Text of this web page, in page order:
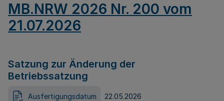
MB.NRW 2026 Nr. 200 vom
21.07.2026
Satzung zur Änderung der
Betriebssatzung
Ausfertigungsdatum 22.05.2026